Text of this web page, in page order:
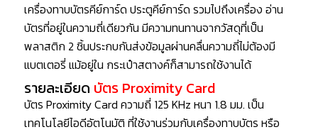
เครื่องทาบบัตรคีย์การ์ด ประตูคีย์การ์ด รวมไปถึงเครื่อง อ่าน
บัตรที่อยู่ในความถี่เดียวกัน มีความทนทานจากวัสดุที่เป็น
พลาสติก 2 ชิ้นประกบกันส่งข้อมูลผ่านคลื่นความถี่ไม่ต้องมี
แบตเตอรี่ แม้อยู่ใน กระเป๋าสตางค์ก็สามารถใช้งานได้
รายละเอียด บัตร Proximity Card
บัตร Proximity Card ความถี่ 125 KHz หนา 1.8 มม. เป็น
เทคโนโลยีไอดีอัตโนมัติ ที่ใช้งานร่วมกับเครื่องทาบบัตร หรือ